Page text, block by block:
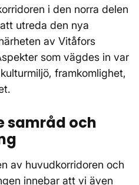
i den norra delen
utreda den nya
av Vitåfors
som vägdes in var
framkomlighet,
samråd och
av huvudkorridoren och
innebar att vi även